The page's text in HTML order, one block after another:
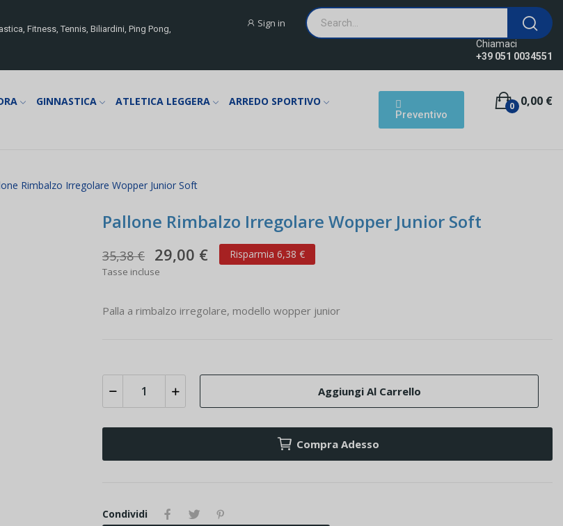
Fitness, Tennis, Biliardini, Ping Pong,
Sign in
Chiamaci
+39 051 0034551
GINNASTICA ATLETICA LEGGERA
ARREDO SPORTIVO
Preventivo
0,00 €
0
Rimbalzo Irregolare Wopper Junior Soft
Pallone Rimbalzo Irregolare Wopper Junior Soft
35,38 € 29,00 € Risparmia 6,38 €
Tasse incluse
Palla a rimbalzo irregolare, modello wopper junior
Aggiungi Al Carrello
Compra Adesso
Condividi